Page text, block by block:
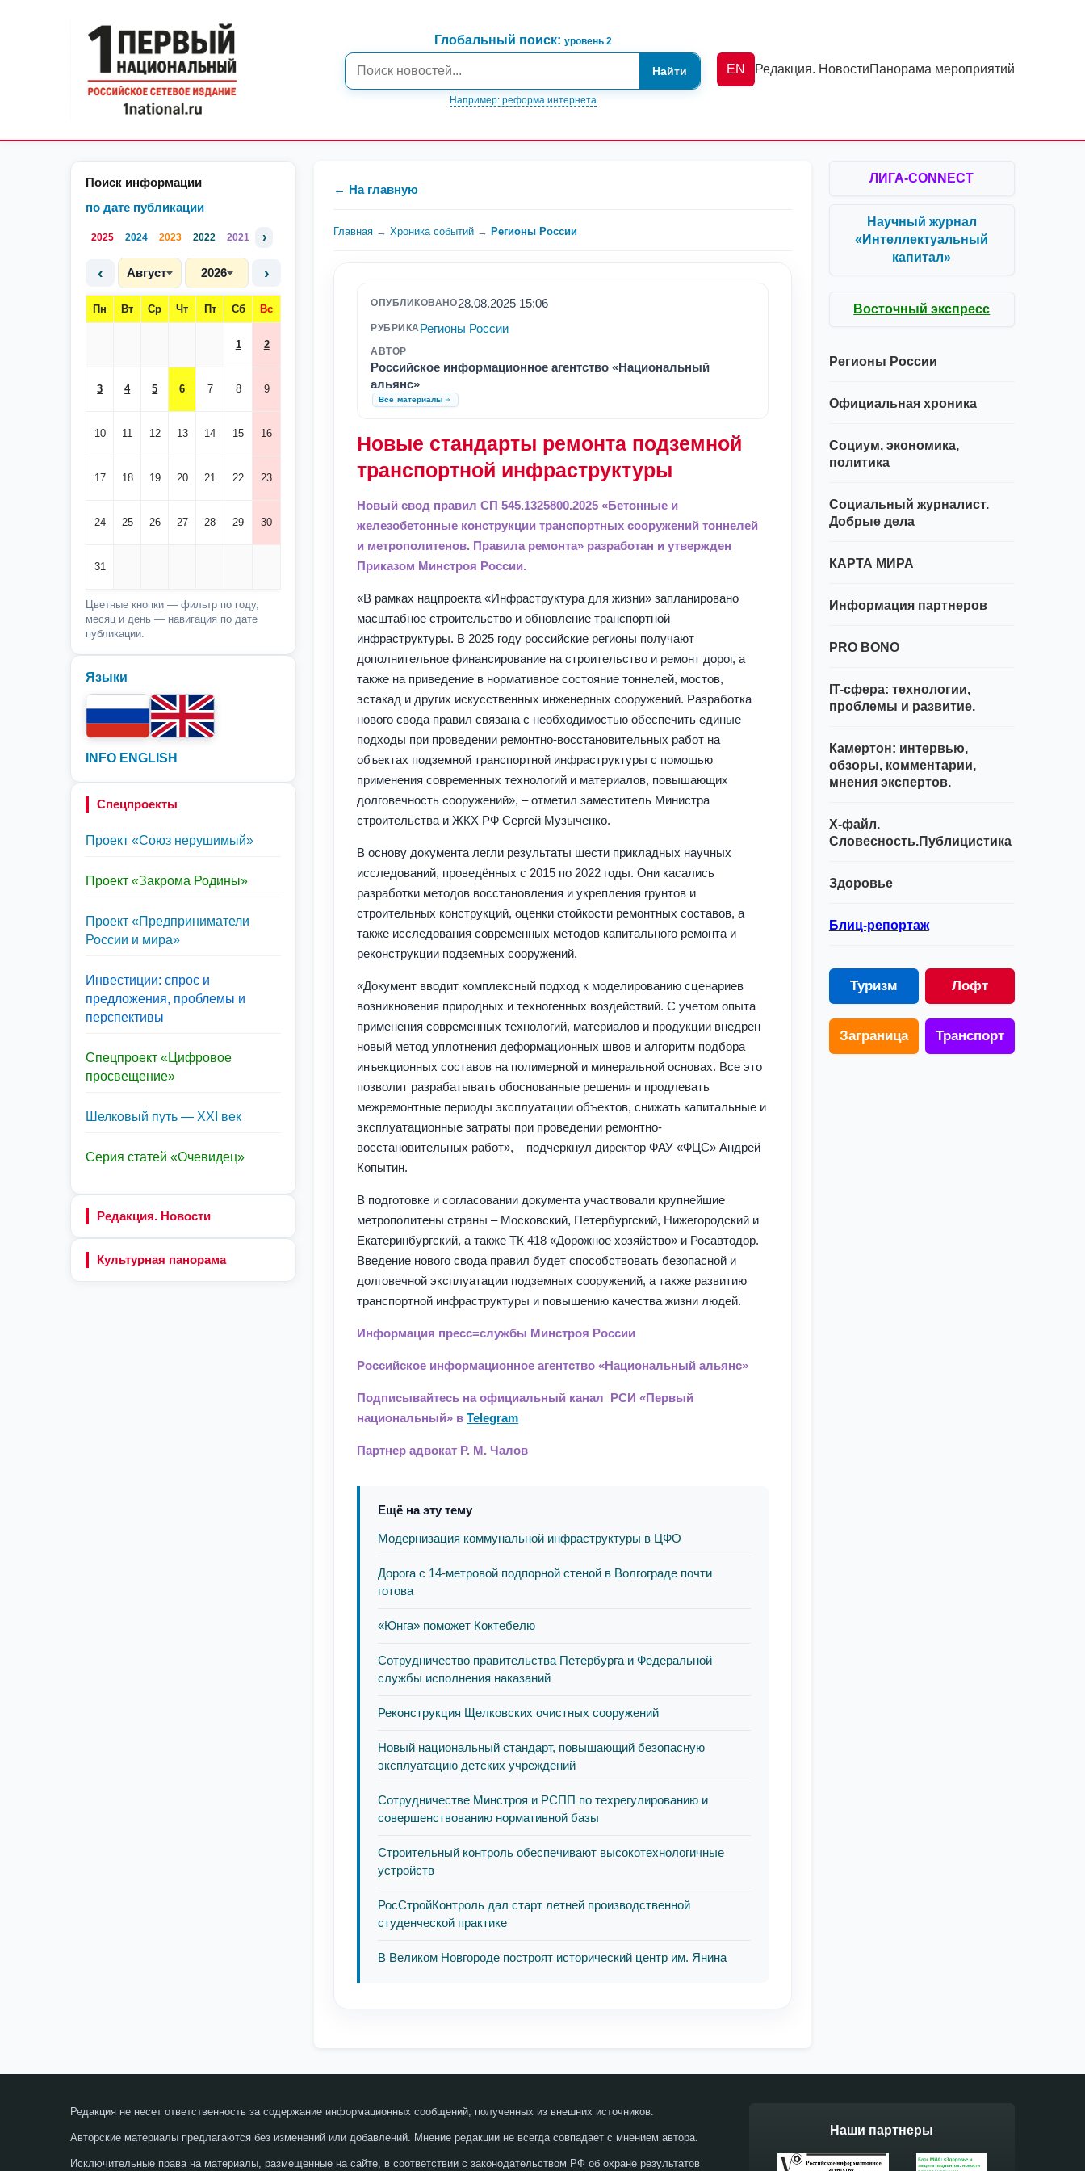
Глобальный поиск: уровень 2
Найти
Например: реформа интернета
EN Редакция. НовостиПанорама мероприятий
Поиск информации
по дате публикации
2025 2024 2023 2022 2021 ›
‹ Август 2026 ›
Пн Вт Ср Чт Пт Сб Вс
1 2
3 4 5 6 7 8 9
10 11 12 13 14 15 16
17 18 19 20 21 22 23
24 25 26 27 28 29 30
31
Цветные кнопки — фильтр по году,
месяц и день — навигация по дате
публикации.
Языки
INFO ENGLISH
Спецпроекты
Проект «Союз нерушимый»
Проект «Закрома Родины»
Проект «Предприниматели
России и мира»
Инвестиции: спрос и
предложения, проблемы и
перспективы
Спецпроект «Цифровое
просвещение»
Шелковый путь — XXI век
Серия статей «Очевидец»
Редакция. Новости
Культурная панорама
← На главную
Главная → Хроника событий → Регионы России
ОПУБЛИКОВАНО28.08.2025 15:06
РУБРИКАРегионы России
АВТОР
Российское информационное агентство «Национальный
альянс»
Все материалы
Новые стандарты ремонта подземной
транспортной инфраструктуры
Новый свод правил СП 545.1325800.2025 «Бетонные и
железобетонные конструкции транспортных сооружений тоннелей
и метрополитенов. Правила ремонта» разработан и утвержден
Приказом Минстроя России.
«В рамках нацпроекта «Инфраструктура для жизни» запланировано
масштабное строительство и обновление транспортной
инфраструктуры. В 2025 году российские регионы получают
дополнительное финансирование на строительство и ремонт дорог, а
также на приведение в нормативное состояние тоннелей, мостов,
эстакад и других искусственных инженерных сооружений. Разработка
нового свода правил связана с необходимостью обеспечить единые
подходы при проведении ремонтно-восстановительных работ на
объектах подземной транспортной инфраструктуры с помощью
применения современных технологий и материалов, повышающих
долговечность сооружений», – отметил заместитель Министра
строительства и ЖКХ РФ Сергей Музыченко.
В основу документа легли результаты шести прикладных научных
исследований, проведённых с 2015 по 2022 годы. Они касались
разработки методов восстановления и укрепления грунтов и
строительных конструкций, оценки стойкости ремонтных составов, а
также исследования современных методов капитального ремонта и
реконструкции подземных сооружений.
«Документ вводит комплексный подход к моделированию сценариев
возникновения природных и техногенных воздействий. С учетом опыта
применения современных технологий, материалов и продукции внедрен
новый метод уплотнения деформационных швов и алгоритм подбора
инъекционных составов на полимерной и минеральной основах. Все это
позволит разрабатывать обоснованные решения и продлевать
межремонтные периоды эксплуатации объектов, снижать капитальные и
эксплуатационные затраты при проведении ремонтно-
восстановительных работ», – подчеркнул директор ФАУ «ФЦС» Андрей
Копытин.
В подготовке и согласовании документа участвовали крупнейшие
метрополитены страны – Московский, Петербургский, Нижегородский и
Екатеринбургский, а также ТК 418 «Дорожное хозяйство» и Росавтодор.
Введение нового свода правил будет способствовать безопасной и
долговечной эксплуатации подземных сооружений, а также развитию
транспортной инфраструктуры и повышению качества жизни людей.
Информация пресс=службы Минстроя России
Российское информационное агентство «Национальный альянс»
Подписывайтесь на официальный канал РСИ «Первый
национальный» вTelegram
Партнер адвокат Р. М. Чалов
Ещё на эту тему
Модернизация коммунальной инфраструктуры в ЦФО
Дорога с 14-метровой подпорной стеной в Волгограде почти
готова
«Юнга» поможет Коктебелю
Сотрудничество правительства Петербурга и Федеральной
службы исполнения наказаний
Реконструкция Щелковских очистных сооружений
Новый национальный стандарт, повышающий безопасную
эксплуатацию детских учреждений
Сотрудничестве Минстроя и РСПП по техрегулированию и
совершенствованию нормативной базы
Строительный контроль обеспечивают высокотехнологичные
устройств
РосСтройКонтроль дал старт летней производственной
студенческой практике
В Великом Новгороде построят исторический центр им. Янина
ЛИГА-CONNECT
Научный журнал
«Интеллектуальный
капитал»
Восточный экспресс
Регионы России
Официальная хроника
Социум, экономика,
политика
Социальный журналист.
Добрые дела
КАРТА МИРА
Информация партнеров
PRO BONO
IT-сфера: технологии,
проблемы и развитие.
Камертон: интервью,
обзоры, комментарии,
мнения экспертов.
Х-файл.
Словесность.Публицистика
Здоровье
Блиц-репортаж
Туризм Лофт
Заграница Транспорт
Редакция не несет ответственность за содержание информационных сообщений, полученных из внешних источников.
Авторские материалы предлагаются без изменений или добавлений. Мнение редакции не всегда совпадает с мнением автора.
Исключительные права на материалы, размещенные на сайте, в соответствии с законодательством РФ об охране результатов
Наши партнеры